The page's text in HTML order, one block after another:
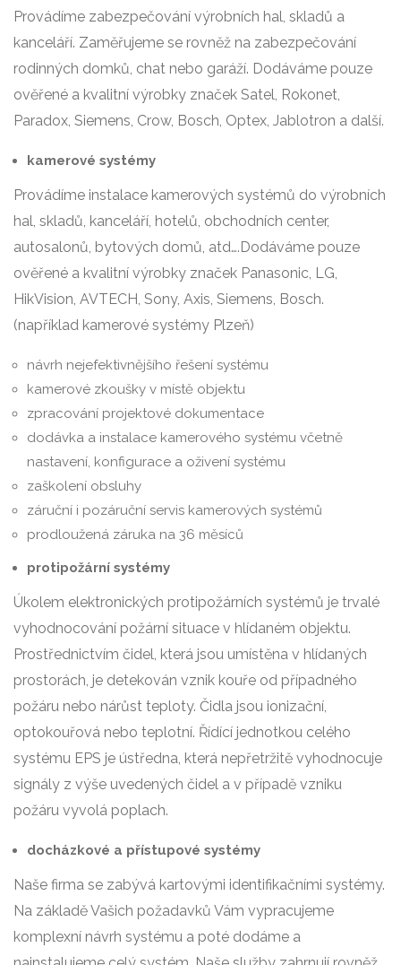
Provádíme zabezpečování výrobních hal, skladů a
kanceláří. Zaměřujeme se rovněž na zabezpečování
rodinných domků, chat nebo garáží. Dodáváme pouze
ověřené a kvalitní výrobky značek Satel, Rokonet,
Paradox, Siemens, Crow, Bosch, Optex, Jablotron a další.
kamerové systémy
Provádíme instalace kamerových systémů do výrobních
hal, skladů, kanceláří, hotelů, obchodních center,
autosalonů, bytových domů, atd….Dodáváme pouze
ověřené a kvalitní výrobky značek Panasonic, LG,
HikVision, AVTECH, Sony, Axis, Siemens, Bosch.
(například kamerové systémy Plzeň)
návrh nejefektivnějšího řešení systému
kamerové zkoušky v místě objektu
zpracování projektové dokumentace
dodávka a instalace kamerového systému včetně
nastavení, konfigurace a oživení systému
zaškolení obsluhy
záruční i pozáruční servis kamerových systémů
prodloužená záruka na 36 měsíců
protipožární systémy
Úkolem elektronických protipožárních systémů je trvalé
vyhodnocování požární situace v hlídaném objektu.
Prostřednictvím čidel, která jsou umístěna v hlídaných
prostorách, je detekován vznik kouře od případného
požáru nebo nárůst teploty. Čidla jsou ionizační,
optokouřová nebo teplotní. Řídící jednotkou celého
systému EPS je ústředna, která nepřetržitě vyhodnocuje
signály z výše uvedených čidel a v případě vzniku
požáru vyvolá poplach.
docházkové a přístupové systémy
Naše firma se zabývá kartovými identifikačními systémy.
Na základě Vašich požadavků Vám vypracujeme
komplexní návrh systému a poté dodáme a